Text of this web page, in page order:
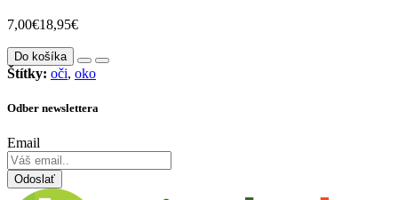
7,00€18,95€
Do košíka
Štítky: oči, oko
Odber newslettera
Email
Odoslať